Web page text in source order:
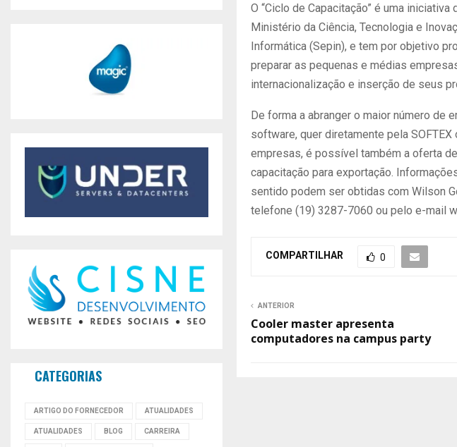
O “Ciclo de Capacitação” é uma
Ministério da Ciência, Tecnologia e
Informática (Sepin), e tem por objetivo
preparar as pequenas e médias
internacionalização e inserção de seus
De forma a abranger o maior número
software, quer diretamente pela
empresas, é possível também a oferta
capacitação para exportação.
sentido podem ser obtidas com Wilson
telefone (19) 3287-7060 ou pelo e-mail
COMPARTILHAR 0
ANTERIOR
Cooler master apresenta
computadores na campus party
CATEGORIAS
ARTIGO DO FORNECEDOR ATUALIDADES
ATUALIDADES BLOG CARREIRA